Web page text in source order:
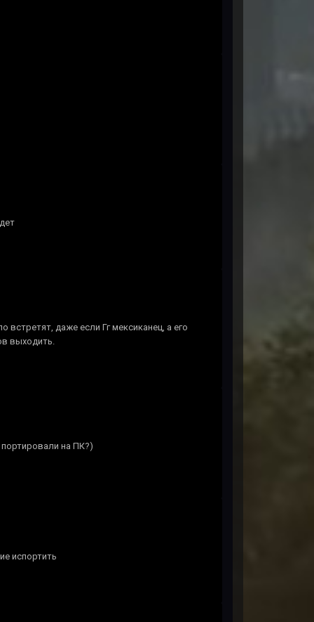
встретят, даже если Гг мексиканец, а его
выходить.
портировали на ПК?)
испортить